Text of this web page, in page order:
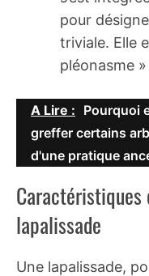
pour
triviale. Elle
pléonasme
A Lire : Pourquoi
greffer certains
d'une pratique
lapalissade
Une lapalissade,